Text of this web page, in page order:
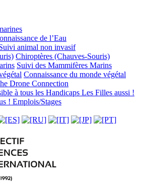
de l’Eau
animal non invasif
Chiroptères (Chauves-Souris)
Suivi des Mammifères Marins
Connaissance du monde végétal
Drone Connection
à tous les Handicaps Les Filles aussi !
! Emplois/Stages